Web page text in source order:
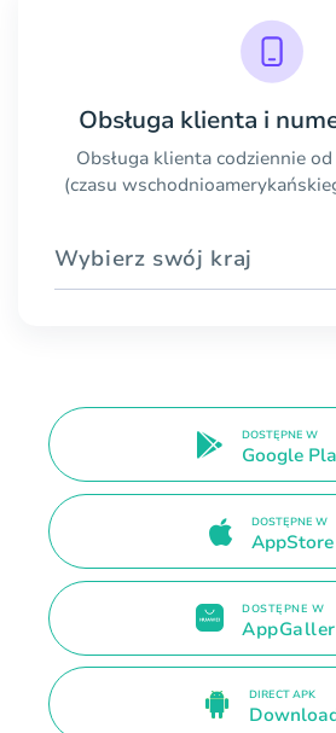
Obsługa klienta i
Obsługa klienta codziennie
(czasu
Wybierz swój kraj
DOSTĘPNE W
Google
DOSTĘPNE W
AppStore
DOSTĘPNE W
DIRECT APK